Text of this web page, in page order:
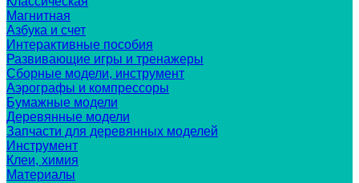
Магнитная
Азбука и счет
Интерактивные пособия
Развивающие игры и тренажеры
Сборные модели, инструмент
Аэрографы и компрессоры
Бумажные модели
Деревянные модели
Запчасти для деревянных моделей
Инструмент
Клеи, химия
Материалы